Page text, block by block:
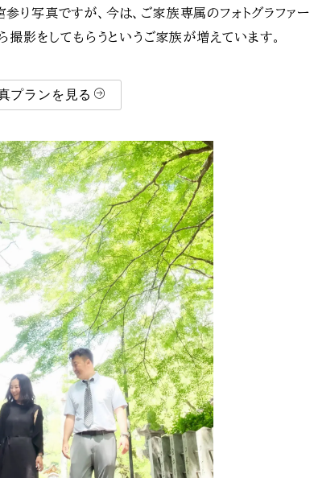
り写真ですが、今は、ご家族専属のフォトグラファー
撮影をしてもらうというご家族が増えています。
プランを見る